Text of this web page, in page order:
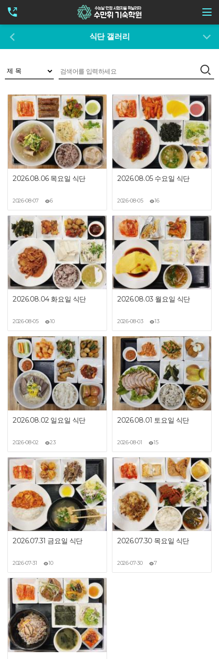
식단 갤러리
2026.08.06 목요일 식단
2026-08-07 6
2026.08.05 수요일 식단
2026-08-05 16
2026.08.04 화요일 식단
2026-08-05 10
2026.08.03 월요일 식단
2026-08-03 13
2026.08.02 일요일 식단
2026-08-02 23
2026.08.01 토요일 식단
2026-08-01 15
2026.07.31 금요일 식단
2026-07-31 10
2026.07.30 목요일 식단
2026-07-30 7